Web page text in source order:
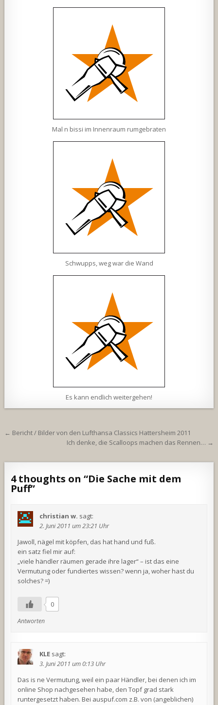
Mal n bissi im Innenraum rumgebraten
Schwupps, weg war die Wand
Es kann endlich weitergehen!
Beitragsnavigation
← Bericht / Bilder von den Lufthansa Classics Hattersheim 2011
Ich denke, die Scalloops machen das Rennen… →
4 thoughts on “Die Sache mit dem
Puff”
christian w. sagt:
2. Juni 2011 um 23:21 Uhr
Jawoll, nägel mit köpfen, das hat hand und fuß.
ein satz fiel mir auf:
„viele händler räumen gerade ihre lager“ – ist das eine
Vermutung oder fundiertes wissen? wenn ja, woher hast du
solches? =)
0
Antworten
KLE sagt:
3. Juni 2011 um 0:13 Uhr
Das is ne Vermutung, weil ein paar Händler, bei denen ich im
online Shop nachgesehen habe, den Topf grad stark
runtergesetzt haben. Bei auspuf.com z.B. von (angeblichen)